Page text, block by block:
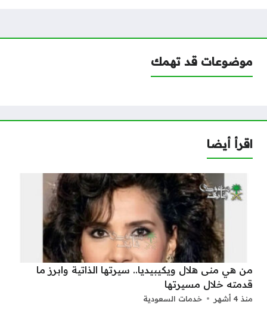
موضوعات قد تهمك
اقرأ أيضا
من هي منى هلال ويكيبيديا.. سيرتها الذاتية وابرز ما
قدمته خلال مسيرتها
منذ 4 أشهر خدمات السعودية